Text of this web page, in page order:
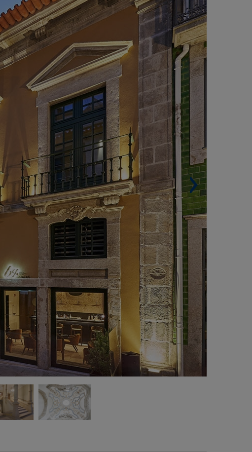
HOTEL PORTOBAY FLORES 5 ESTRELLAS,
OPORTO (PORTUGAL)
> Superficie construida. 6.674 m².
> Habitaciones. 66.
> Arquitecto. Samuel Torres de Carvalho.